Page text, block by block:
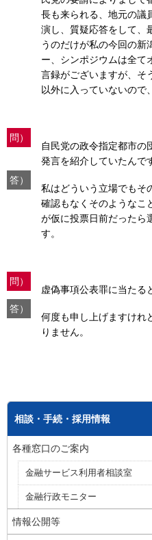
長も来られる、地元の議
演し、質疑応答をして、
うのだけが私の今回の新
ー、シンポジウムは全て
言録がございますが、そ
以外に入っていないので
問）
自民党の政令指定都市の
発言を紹介していたんで
答）
私はどういう立場でもそ
確認もなくそのようなこ
が仮に投票日前だったら
す。
問）
虚偽事項公表罪に当たる
答）
何度も申し上げますけれ
りません。
相談・手続・採用情報
各種窓口のご案内
金融サービス利用者相談室
金融行政モニター
情報公開等